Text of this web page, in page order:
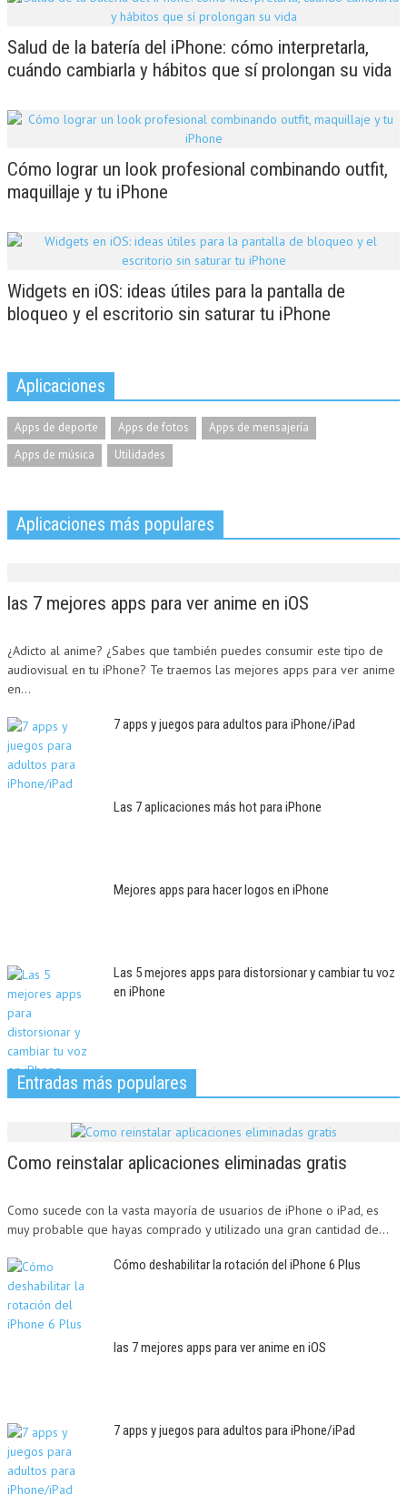
Salud de la batería del iPhone: cómo interpretarla,
cuándo cambiarla y hábitos que sí prolongan su vida
Cómo lograr un look profesional combinando outfit,
maquillaje y tu iPhone
Widgets en iOS: ideas útiles para la pantalla de
bloqueo y el escritorio sin saturar tu iPhone
Aplicaciones
Apps de deporte Apps de fotos
Apps de mensajería
Apps de música
Utilidades
Aplicaciones más populares
las 7 mejores apps para ver anime en iOS
¿Adicto al anime? ¿Sabes que también puedes consumir este tipo de
audiovisual en tu iPhone? Te traemos las mejores apps para ver anime
en...
7 apps y juegos para adultos para iPhone/iPad
Las 7 aplicaciones más hot para iPhone
Mejores apps para hacer logos en iPhone
Las 5 mejores apps para distorsionar y cambiar tu voz
en iPhone
Entradas más populares
Como reinstalar aplicaciones eliminadas gratis
Como sucede con la vasta mayoría de usuarios de iPhone o iPad, es
muy probable que hayas comprado y utilizado una gran cantidad de...
Cómo deshabilitar la rotación del iPhone 6 Plus
las 7 mejores apps para ver anime en iOS
7 apps y juegos para adultos para iPhone/iPad